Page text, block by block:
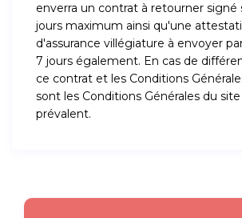
enverra un contrat à retourner signé
jours maximum ainsi qu'une
d'assurance villégiature à envoyer
7 jours également. En cas de
ce contrat et les Conditions
sont les Conditions Générales du
prévalent.